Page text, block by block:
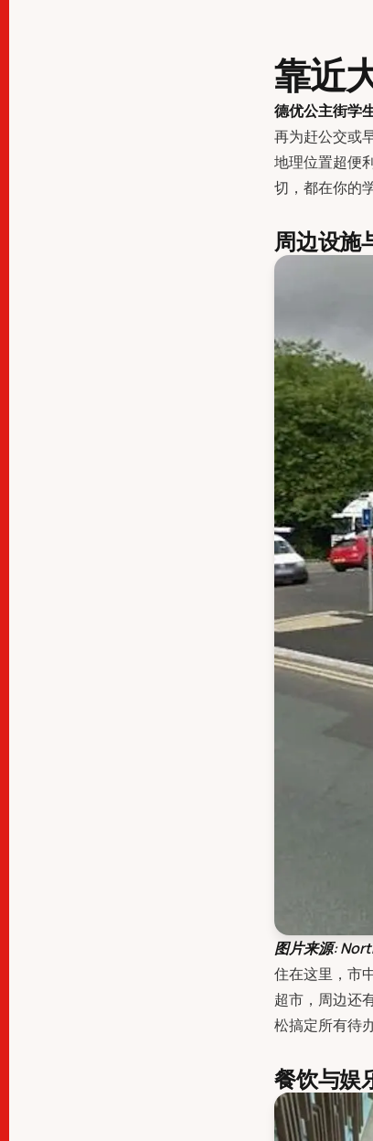
靠近
德优公主街学
再为赶公交或
地理位置超便
切，都在你的
周边设施
图片来源:
住在这里，市
超市，周边还
松搞定所有待
餐饮与娱